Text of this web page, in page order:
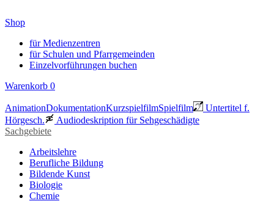
Shop
für Medienzentren
für Schulen und Pfarrgemeinden
Einzelvorführungen buchen
Warenkorb 0
AnimationDokumentationKurzspielfilmSpielfilm
Untertitel f.
Hörgesch.
Audiodeskription für Sehgeschädigte
Sachgebiete
Arbeitslehre
Berufliche Bildung
Bildende Kunst
Biologie
Chemie